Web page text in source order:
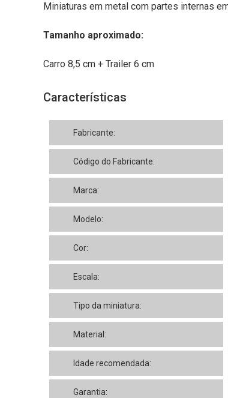
Miniaturas em metal com partes internas
Tamanho aproximado:
Carro 8,5 cm + Trailer 6 cm
Características
Fabricante:
Código do Fabricante:
Marca:
Modelo:
Cor:
Escala:
Tipo da miniatura:
Material:
Idade recomendada:
Garantia: